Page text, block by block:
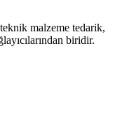
malzeme tedarik,
biridir.